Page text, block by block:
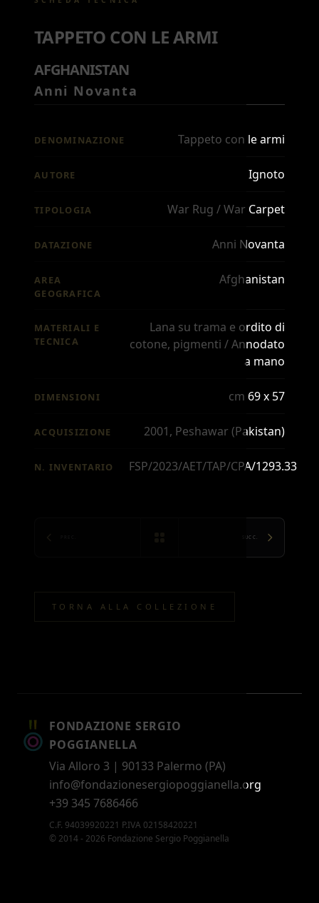
TAPPETO CON LE ARMI
AFGHANISTAN
Anni Novanta
DENOMINAZIONE Tappeto con le armi
AUTORE Ignoto
TIPOLOGIA War Rug / War Carpet
DATAZIONE Anni Novanta
AREA
GEOGRAFICA
Afghanistan
MATERIALI E
TECNICA
Lana su trama e ordito di
cotone, pigmenti / Annodato
a mano
DIMENSIONI cm 69 x 57
ACQUISIZIONE 2001, Peshawar (Pakistan)
N. INVENTARIO FSP/2023/AET/TAP/CPA/1293.33
SUCC.
TORNA ALLA COLLEZIONE
FONDAZIONE SERGIO
POGGIANELLA
Via Alloro 3 | 90133 Palermo (PA)
info@fondazionesergiopoggianella.org
+39 345 7686466
C.F. 94039920221 P.IVA 02158420221
© 2014 - 2026 Fondazione Sergio Poggianella